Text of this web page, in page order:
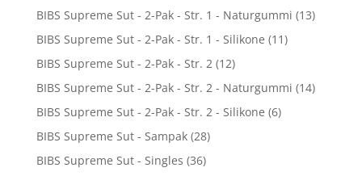
BIBS Supreme Sut - 2-Pak - Str. 1 - Naturgummi (13)
BIBS Supreme Sut - 2-Pak - Str. 1 - Silikone (11)
BIBS Supreme Sut - 2-Pak - Str. 2 (12)
BIBS Supreme Sut - 2-Pak - Str. 2 - Naturgummi (14)
BIBS Supreme Sut - 2-Pak - Str. 2 - Silikone (6)
BIBS Supreme Sut - Sampak (28)
BIBS Supreme Sut - Singles (36)